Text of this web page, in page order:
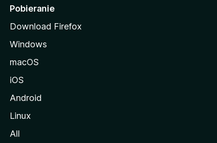
iPobieranie
Download Firefox
Windows
macOS
iOS
Android
Linux
All